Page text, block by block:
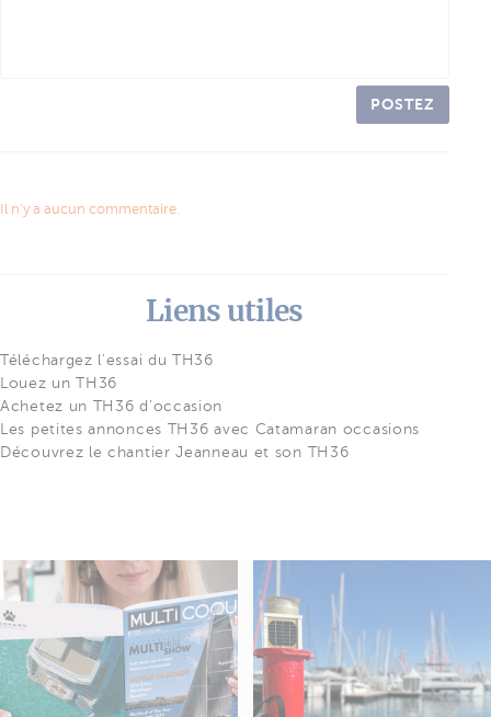
POSTEZ
Il n'y a aucun commentaire.
Liens utiles
Téléchargez l'essai du TH36
Louez un TH36
Achetez un TH36 d'occasion
Les petites annonces TH36 avec Catamaran occasions
Découvrez le chantier Jeanneau et son TH36